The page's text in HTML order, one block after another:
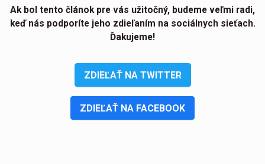
Ak bol tento článok pre vás užitočný, budeme veľmi radi,
keď nás podporíte jeho zdieľaním na sociálnych sieťach.
Ďakujeme!
ZDIEĽAŤ NA TWITTER
ZDIEĽAŤ NA FACEBOOK